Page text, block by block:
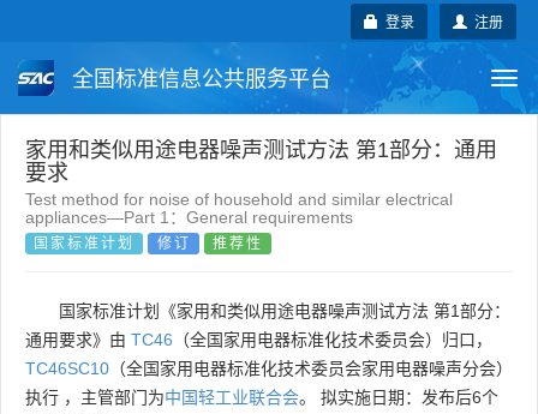
注册
登录
全国标准信息公共服务平台
国家标准 行业标准 地方标准
团体标准 企业标准 国际标准
家用和类似用途电器噪声测试方法 第1部分：通用
要求
Test method for noise of household and similar electrical
appliances—Part 1：General requirements
国家标准计划 修订 推荐性
国家标准计划《家用和类似用途电器噪声测试方法 第1部分：
通用要求》由 TC46 （全国家用电器标准化技术委员会）归口，
TC46SC10 （全国家用电器标准化技术委员会家用电器噪声分会）
执行 ，主管部门为中国轻工业联合会。 拟实施日期：发布后6个